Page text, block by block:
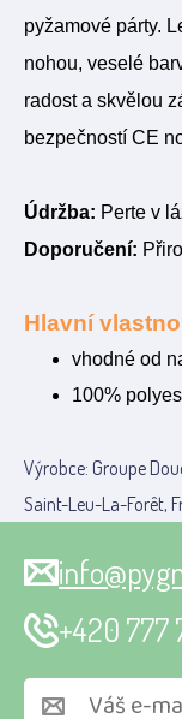
pyžamové párty.
nohou, veselé
radost a skvělou
bezpečností CE
Údržba: Perte v
Doporučení:
Hlavní
vhodné od
100%
Výrobce: Groupe
Saint-Leu-La-Forêt,
+420 777